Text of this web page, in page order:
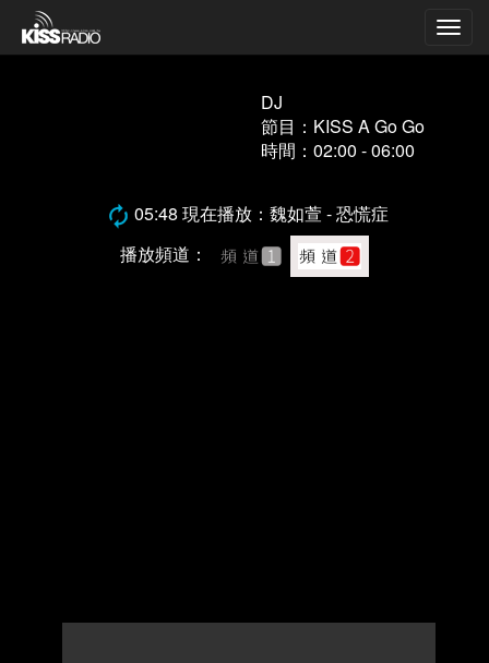
DJ
節目：KISS A Go Go
時間：02:00 - 06:00
05:48 現在播放：魏如萱 - 恐慌症
播放頻道：